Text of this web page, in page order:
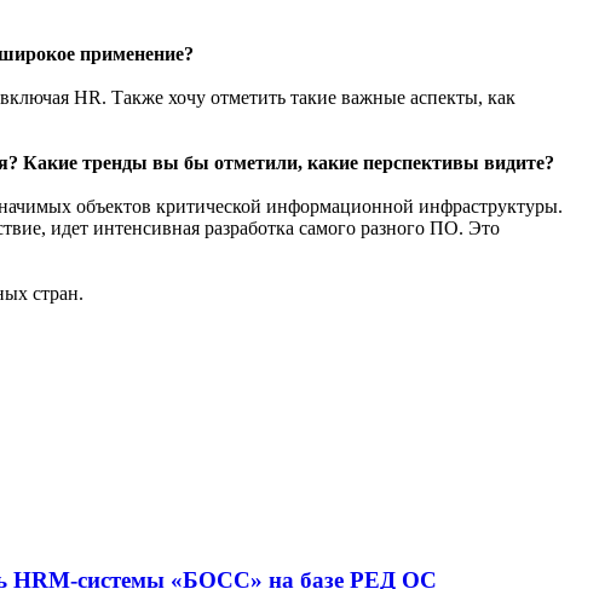
применение?
HR. Также хочу отметить такие важные аспекты, как
Какие тренды вы бы отметили, какие перспективы видите?
объектов критической информационной инфраструктуры.
идет интенсивная разработка самого разного ПО. Это
стран.
HRM-системы «БОСС» на базе РЕД ОС